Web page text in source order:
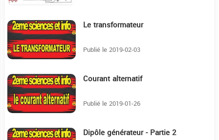
14:49 Le transformateur
Publié le 2019-02-03
36:51 Courant alternatif
Publié le 2019-01-26
38:26 Dipôle générateur - Partie 2